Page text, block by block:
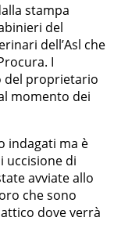
stampa
del
dell’Asl che
I
del proprietario
momento dei
indagati ma è
uccisione di
avviate allo
che sono
dove verrà